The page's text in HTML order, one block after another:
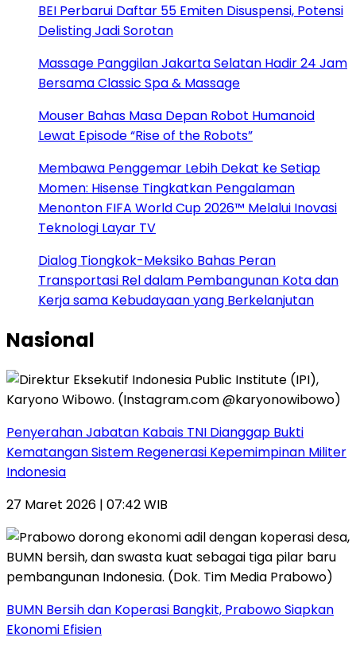
BEI Perbarui Daftar 55 Emiten Disuspensi, Potensi
Delisting Jadi Sorotan
Massage Panggilan Jakarta Selatan Hadir 24 Jam
Bersama Classic Spa & Massage
Mouser Bahas Masa Depan Robot Humanoid
Lewat Episode “Rise of the Robots”
Membawa Penggemar Lebih Dekat ke Setiap
Momen: Hisense Tingkatkan Pengalaman
Menonton FIFA World Cup 2026™ Melalui Inovasi
Teknologi Layar TV
Dialog Tiongkok-Meksiko Bahas Peran
Transportasi Rel dalam Pembangunan Kota dan
Kerja sama Kebudayaan yang Berkelanjutan
Nasional
Penyerahan Jabatan Kabais TNI Dianggap Bukti
Kematangan Sistem Regenerasi Kepemimpinan Militer
Indonesia
27 Maret 2026 | 07:42 WIB
BUMN Bersih dan Koperasi Bangkit, Prabowo Siapkan
Ekonomi Efisien